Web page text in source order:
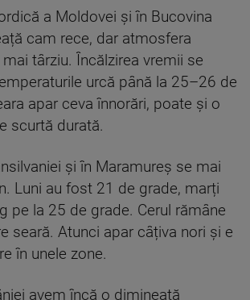
a Moldovei și în Bucovina
cam rece, dar atmosfera
târziu. Încălzirea vremii se
urcă până la 25–26 de
apar ceva înnorări, poate și o
scurtă durată.
și în Maramureș se mai
Luni au fost 21 de grade, marți
pe la 25 de grade. Cerul rămâne
seară. Atunci apar câțiva nori și e
în unele zone.
avem încă o dimineață